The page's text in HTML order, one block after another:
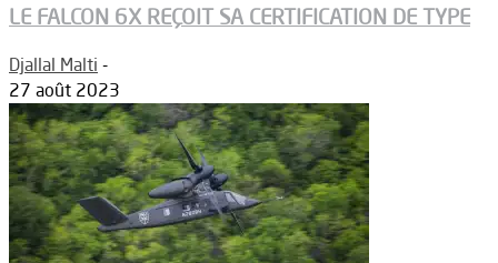
LE FALCON 6X REÇOIT SA CERTIFICATION DE TYPE
Djallal Malti -
27 août 2023